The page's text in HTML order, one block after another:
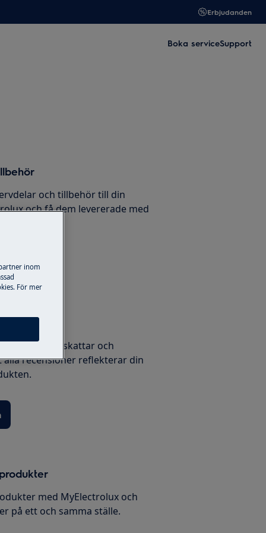
Erbjudanden
Boka serviceSupport
och tillbehör till din
och få dem levererade med
oss. Vi uppskattar och
recensioner reflekterar din
med MyElectrolux och
på ett och samma ställe.
inom
För mer